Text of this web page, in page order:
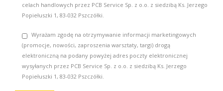
celach handlowych przez PCB Service Sp. z o.o. z siedzibą Ks. Jerzego
Popiełuszki 1, 83-032 Pszczółki.
Wyrażam zgodę na otrzymywanie informacji marketingowych
(promocje, nowości, zaproszenia warsztaty, targi) drogą
elektroniczną na podany powyżej adres poczty elektronicznej
wysyłanych przez PCB Service Sp. z o.o. z siedzibą Ks. Jerzego
Popiełuszki 1, 83-032 Pszczółki.